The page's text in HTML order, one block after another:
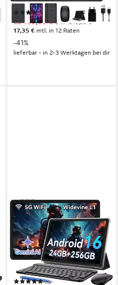
Produktdatenblatt
(59)
ab 189,99 € UVP319,99 €
17,35 € mtl. in 12 Raten
-41%
lieferbar - in 2-3 Werktagen bei dir
KINGRID
10,1" Android 16 mit
Tastatur/Maus/Hülle Tablet
10 Zoll Bildschirmdiagonale
256 GB Speichergröße
1280*800 px Bildschirmauflösung
Produktdatenblatt
(8)